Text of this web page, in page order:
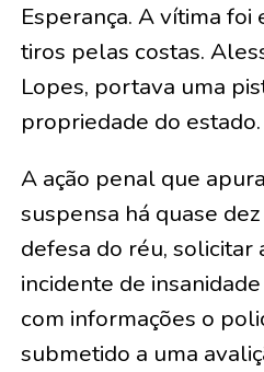
Esperança. A vítima foi
tiros pelas costas.
Lopes, portava uma
propriedade do estado.
A ação penal que
suspensa há quase
defesa do réu, solicitar
incidente de
com informações o
submetido a uma